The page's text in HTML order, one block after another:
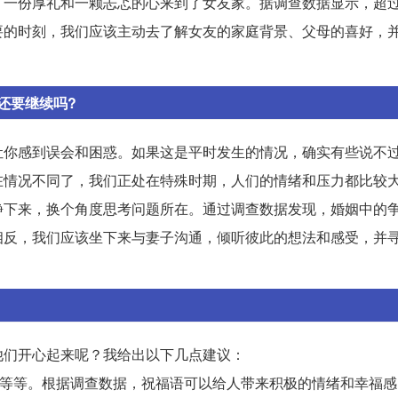
时刻，我们应该主动去了解女友的家庭背景、父母的喜好，
要继续吗?
感到误会和困惑。如果这是平时发生的情况，确实有些说不
况不同了，我们正处在特殊时期，人们的情绪和压力都比较
来，换个角度思考问题所在。通过调查数据发现，婚姻中的
，我们应该坐下来与妻子沟通，倾听彼此的想法和感受，并
开心起来呢？我给出以下几点建议：
等。根据调查数据，祝福语可以给人带来积极的情绪和幸福